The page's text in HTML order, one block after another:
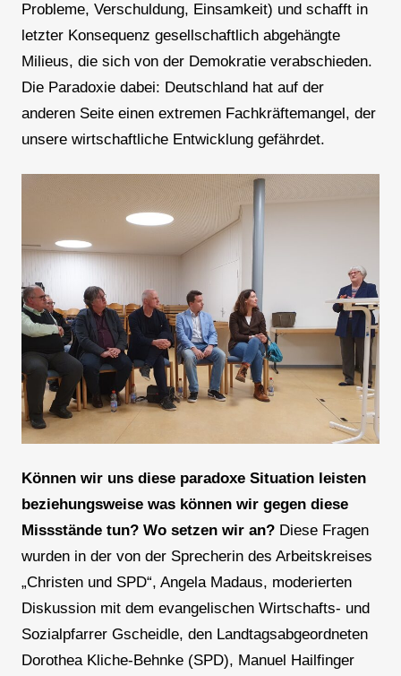
Probleme, Verschuldung, Einsamkeit) und schafft in
letzter Konsequenz gesellschaftlich abgehängte
Milieus, die sich von der Demokratie verabschieden.
Die Paradoxie dabei: Deutschland hat auf der
anderen Seite einen extremen Fachkräftemangel, der
unsere wirtschaftliche Entwicklung gefährdet.
Können wir uns diese paradoxe Situation leisten
beziehungsweise was können wir gegen diese
Missstände tun? Wo setzen wir an?Diese Fragen
wurden in der von der Sprecherin des Arbeitskreises
„Christen und SPD“, Angela Madaus, moderierten
Diskussion mit dem evangelischen Wirtschafts- und
Sozialpfarrer Gscheidle, den Landtagsabgeordneten
Dorothea Kliche-Behnke (SPD), Manuel Hailfinger